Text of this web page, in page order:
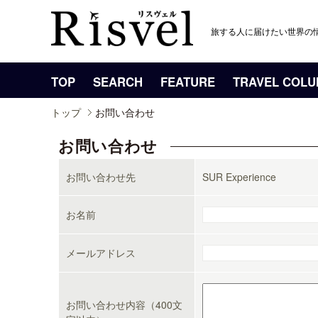
旅する人に届けたい世界の
TOP SEARCH FEATURE TRAVEL
トップ お問い合わせ
お問い合わせ
お問い合わせ先 SUR Experience
お名前
メールアドレス
お問い合わせ内容（400文